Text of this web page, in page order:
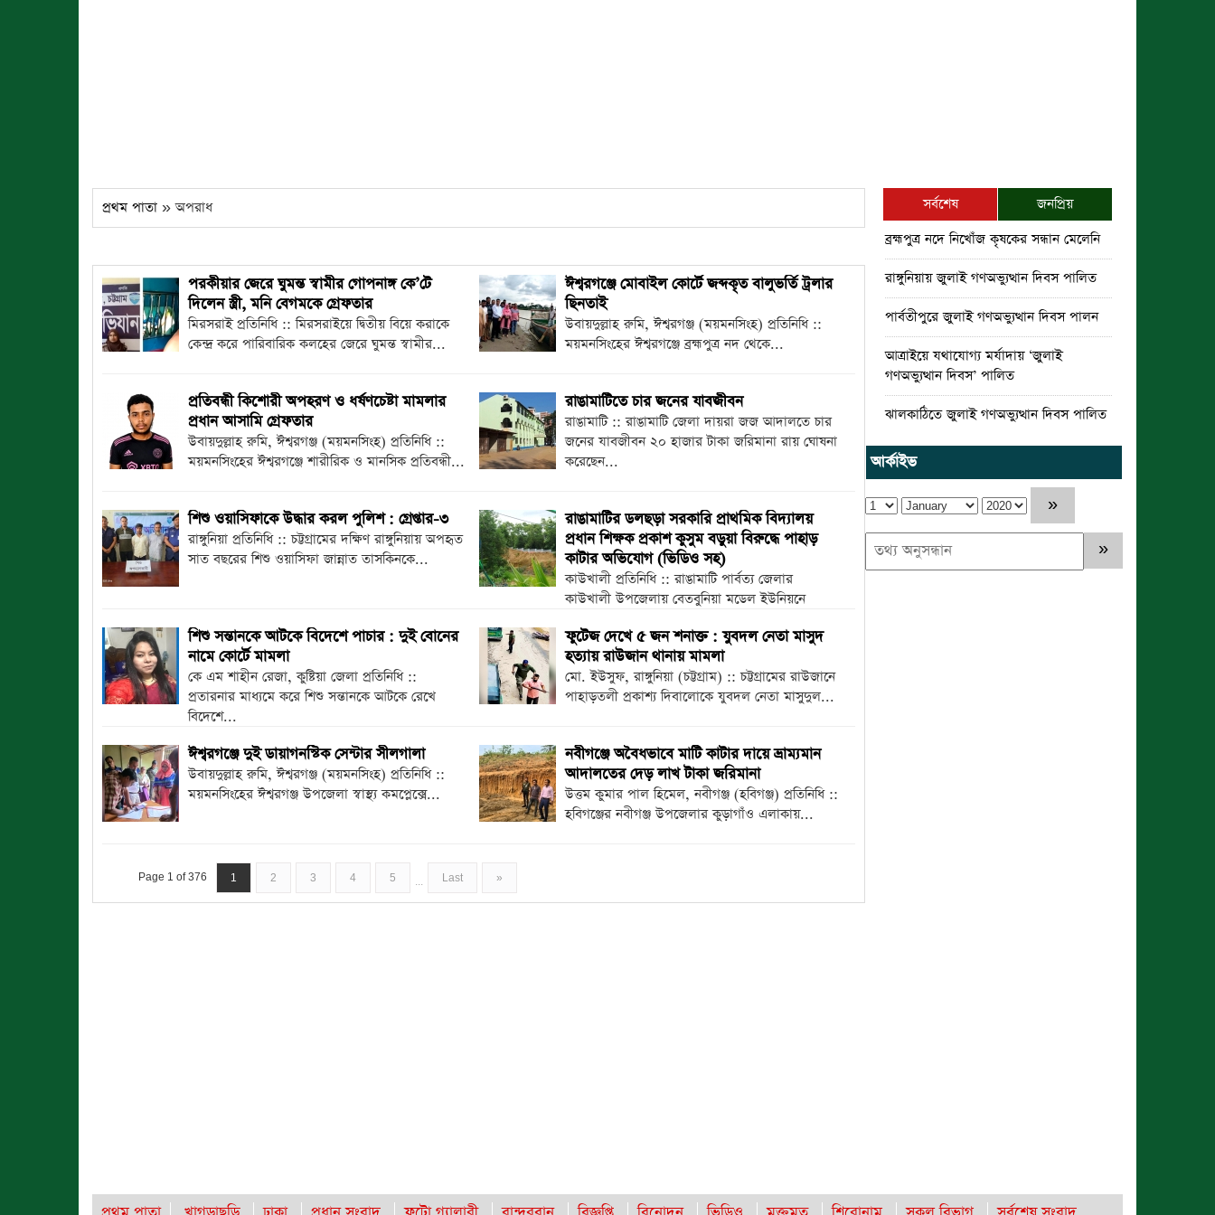
প্রথম পাতা » অপরাধ
পরকীয়ার জেরে ঘুমন্ত স্বামীর গোপনাঙ্গ কে’টে
দিলেন স্ত্রী, মনি বেগমকে গ্রেফতার
মিরসরাই প্রতিনিধি :: মিরসরাইয়ে দ্বিতীয় বিয়ে করাকে
কেন্দ্র করে পারিবারিক কলহের জেরে ঘুমন্ত স্বামীর...
ঈশ্বরগঞ্জে মোবাইল কোর্টে জব্দকৃত বালুভর্তি ট্রলার
ছিনতাই
উবায়দুল্লাহ রুমি, ঈশ্বরগঞ্জ (ময়মনসিংহ) প্রতিনিধি ::
ময়মনসিংহের ঈশ্বরগঞ্জে ব্রহ্মপুত্র নদ থেকে...
প্রতিবন্ধী কিশোরী অপহরণ ও ধর্ষণচেষ্টা মামলার
প্রধান আসামি গ্রেফতার
উবায়দুল্লাহ রুমি, ঈশ্বরগঞ্জ (ময়মনসিংহ) প্রতিনিধি ::
ময়মনসিংহের ঈশ্বরগঞ্জে শারীরিক ও মানসিক প্রতিবন্ধী...
রাঙামাটিতে চার জনের যাবজীবন
রাঙামাটি :: রাঙামাটি জেলা দায়রা জজ আদালতে চার
জনের যাবজীবন ২০ হাজার টাকা জরিমানা রায় ঘোষনা
করেছেন...
শিশু ওয়াসিফাকে উদ্ধার করল পুলিশ : গ্রেপ্তার-৩
রাঙ্গুনিয়া প্রতিনিধি :: চট্টগ্রামের দক্ষিণ রাঙ্গুনিয়ায় অপহৃত
সাত বছরের শিশু ওয়াসিফা জান্নাত তাসকিনকে...
রাঙামাটির ডলছড়া সরকারি প্রাথমিক বিদ্যালয়
প্রধান শিক্ষক প্রকাশ কুসুম বড়ুয়া বিরুদ্ধে পাহাড়
কাটার অভিযোগ (ভিডিও সহ)
কাউখালী প্রতিনিধি :: রাঙামাটি পার্বত্য জেলার
কাউখালী উপজেলায় বেতবুনিয়া মডেল ইউনিয়নে
শিশু সন্তানকে আটকে বিদেশে পাচার : দুই বোনের
নামে কোর্টে মামলা
কে এম শাহীন রেজা, কুষ্টিয়া জেলা প্রতিনিধি ::
প্রতারনার মাধ্যমে করে শিশু সন্তানকে আটকে রেখে
বিদেশে...
ফুটেজ দেখে ৫ জন শনাক্ত : যুবদল নেতা মাসুদ
হত্যায় রাউজান থানায় মামলা
মো. ইউসুফ, রাঙ্গুনিয়া (চট্টগ্রাম) :: চট্টগ্রামের রাউজানে
পাহাড়তলী প্রকাশ্য দিবালোকে যুবদল নেতা মাসুদুল...
ঈশ্বরগঞ্জে দুই ডায়াগনস্টিক সেন্টার সীলগালা
উবায়দুল্লাহ রুমি, ঈশ্বরগঞ্জ (ময়মনসিংহ) প্রতিনিধি ::
ময়মনসিংহের ঈশ্বরগঞ্জ উপজেলা স্বাস্থ্য কমপ্লেক্সে...
নবীগঞ্জে অবৈধভাবে মাটি কাটার দায়ে ভ্রাম্যমান
আদালতের দেড় লাখ টাকা জরিমানা
উত্তম কুমার পাল হিমেল, নবীগঞ্জ (হবিগঞ্জ) প্রতিনিধি ::
হবিগঞ্জের নবীগঞ্জ উপজেলার কুড়াগাঁও এলাকায়...
Page 1 of 376 1 2 3 4 5 ... Last »
সর্বশেষ
জনপ্রিয়
ব্রহ্মপুত্র নদে নিখোঁজ কৃষকের সন্ধান মেলেনি
রাঙ্গুনিয়ায় জুলাই গণঅভ্যুত্থান দিবস পালিত
পার্বতীপুরে জুলাই গণঅভ্যুত্থান দিবস পালন
আত্রাইয়ে যথাযোগ্য মর্যাদায় ‘জুলাই
গণঅভ্যুত্থান দিবস’ পালিত
ঝালকাঠিতে জুলাই গণঅভ্যুত্থান দিবস পালিত
রাবিপ্রবি’তে ‘জুলাই গণঅভ্যুত্থান
দিবস-২০২৬’ উদযাপিত
প্রত্যেক অপরাধীর বিচার এ দেশেই হবে, সে
যত শক্তিশালীই হোক না কেন”-চট্টগ্রামে
জুলাই গণঅভ্যুত্থান দিবসে ব্যারিস্টার মীর
হেলাল
আর্কাইভ